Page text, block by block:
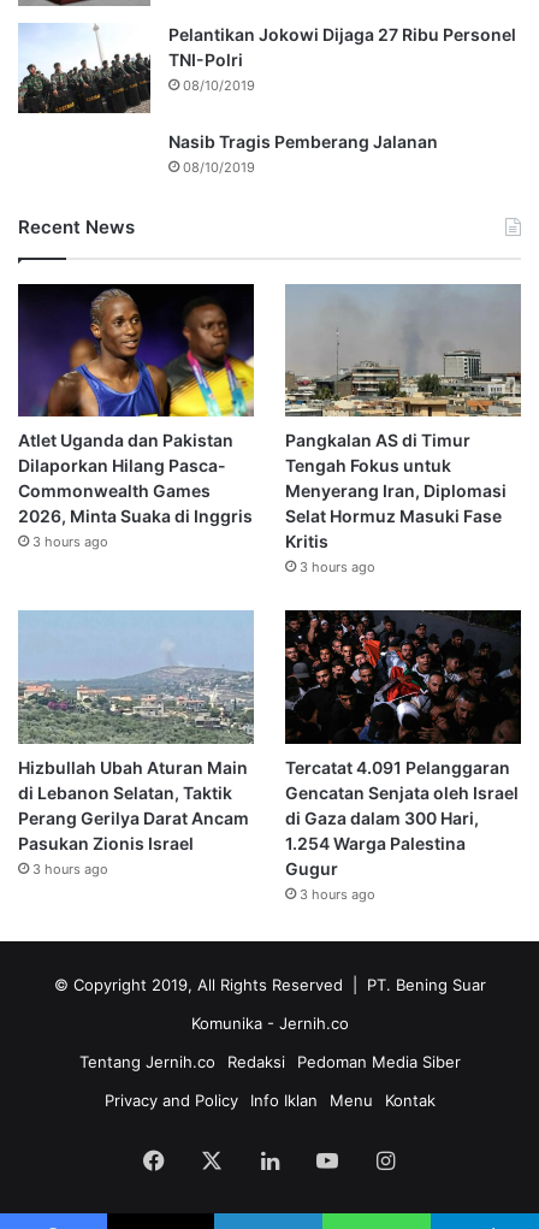
Pelantikan Jokowi Dijaga 27 Ribu Personel
TNI-Polri
08/10/2019
Nasib Tragis Pemberang Jalanan
08/10/2019
Recent News
Atlet Uganda dan Pakistan
Dilaporkan Hilang Pasca-
Commonwealth Games
2026, Minta Suaka di Inggris
3 hours ago
Pangkalan AS di Timur
Tengah Fokus untuk
Menyerang Iran, Diplomasi
Selat Hormuz Masuki Fase
Kritis
3 hours ago
Hizbullah Ubah Aturan Main
di Lebanon Selatan, Taktik
Perang Gerilya Darat Ancam
Pasukan Zionis Israel
3 hours ago
Tercatat 4.091 Pelanggaran
Gencatan Senjata oleh Israel
di Gaza dalam 300 Hari,
1.254 Warga Palestina
Gugur
3 hours ago
© Copyright 2019, All Rights Reserved | PT. Bening Suar
Komunika - Jernih.co
Tentang Jernih.co
Redaksi
Pedoman Media Siber
Privacy and Policy
Info Iklan Menu Kontak
Facebook LinkedInYouTubeInstagram